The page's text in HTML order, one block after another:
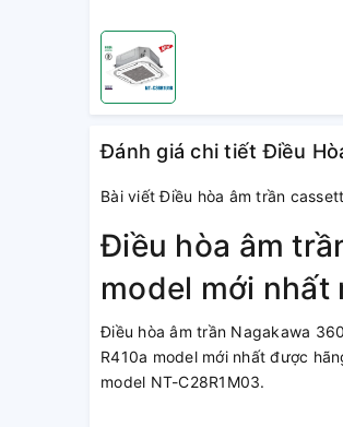
Đánh giá chi tiết Điều
Bài viết Điều hòa âm trần
Điều hòa âm
model mới nhất
Điều hòa âm trần Nagakawa
R410a model mới nhất được
model NT-C28R1M03.